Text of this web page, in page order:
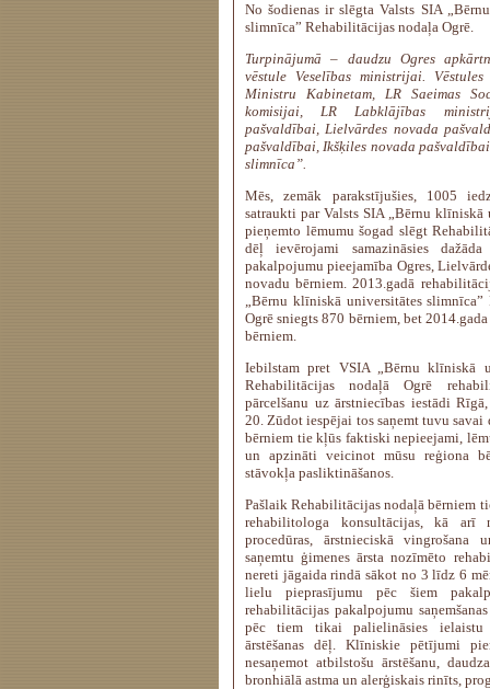
No šodienas ir slēgta Valsts SIA
slimnīca” Rehabilitācijas nodaļa Ogrē.
Turpinājumā – daudzu Ogres
vēstule Veselības ministrijai.
Ministru Kabinetam, LR Saeimas
komisijai, LR Labklājības
pašvaldībai, Lielvārdes novada
pašvaldībai, Ikšķiles novada
slimnīca”.
Mēs, zemāk parakstījušies, 1005
satraukti par Valsts SIA „Bērnu klīniskā
pieņemto lēmumu šogad slēgt
dēļ ievērojami samazināsies
pakalpojumu pieejamība Ogres,
novadu bērniem. 2013.gadā
„Bērnu klīniskā universitātes
Ogrē sniegts 870 bērniem, bet
bērniem.
Iebilstam pret VSIA „Bērnu klīniskā
Rehabilitācijas nodaļā Ogrē
pārcelšanu uz ārstniecības iestādi
20. Zūdot iespējai tos saņemt tuvu
bērniem tie kļūs faktiski nepieejami,
un apzināti veicinot mūsu reģiona
stāvokļa pasliktināšanos.
Pašlaik Rehabilitācijas nodaļā bērniem
rehabilitologa konsultācijas, kā arī
procedūras, ārstnieciskā vingrošana
saņemtu ģimenes ārsta nozīmēto
nereti jāgaida rindā sākot no 3 līdz 6
lielu pieprasījumu pēc šiem
rehabilitācijas pakalpojumu
pēc tiem tikai palielināsies
ārstēšanas dēļ. Klīniskie pētījumi
nesaņemot atbilstošu ārstēšanu,
bronhiālā astma un alerģiskais rinīts,